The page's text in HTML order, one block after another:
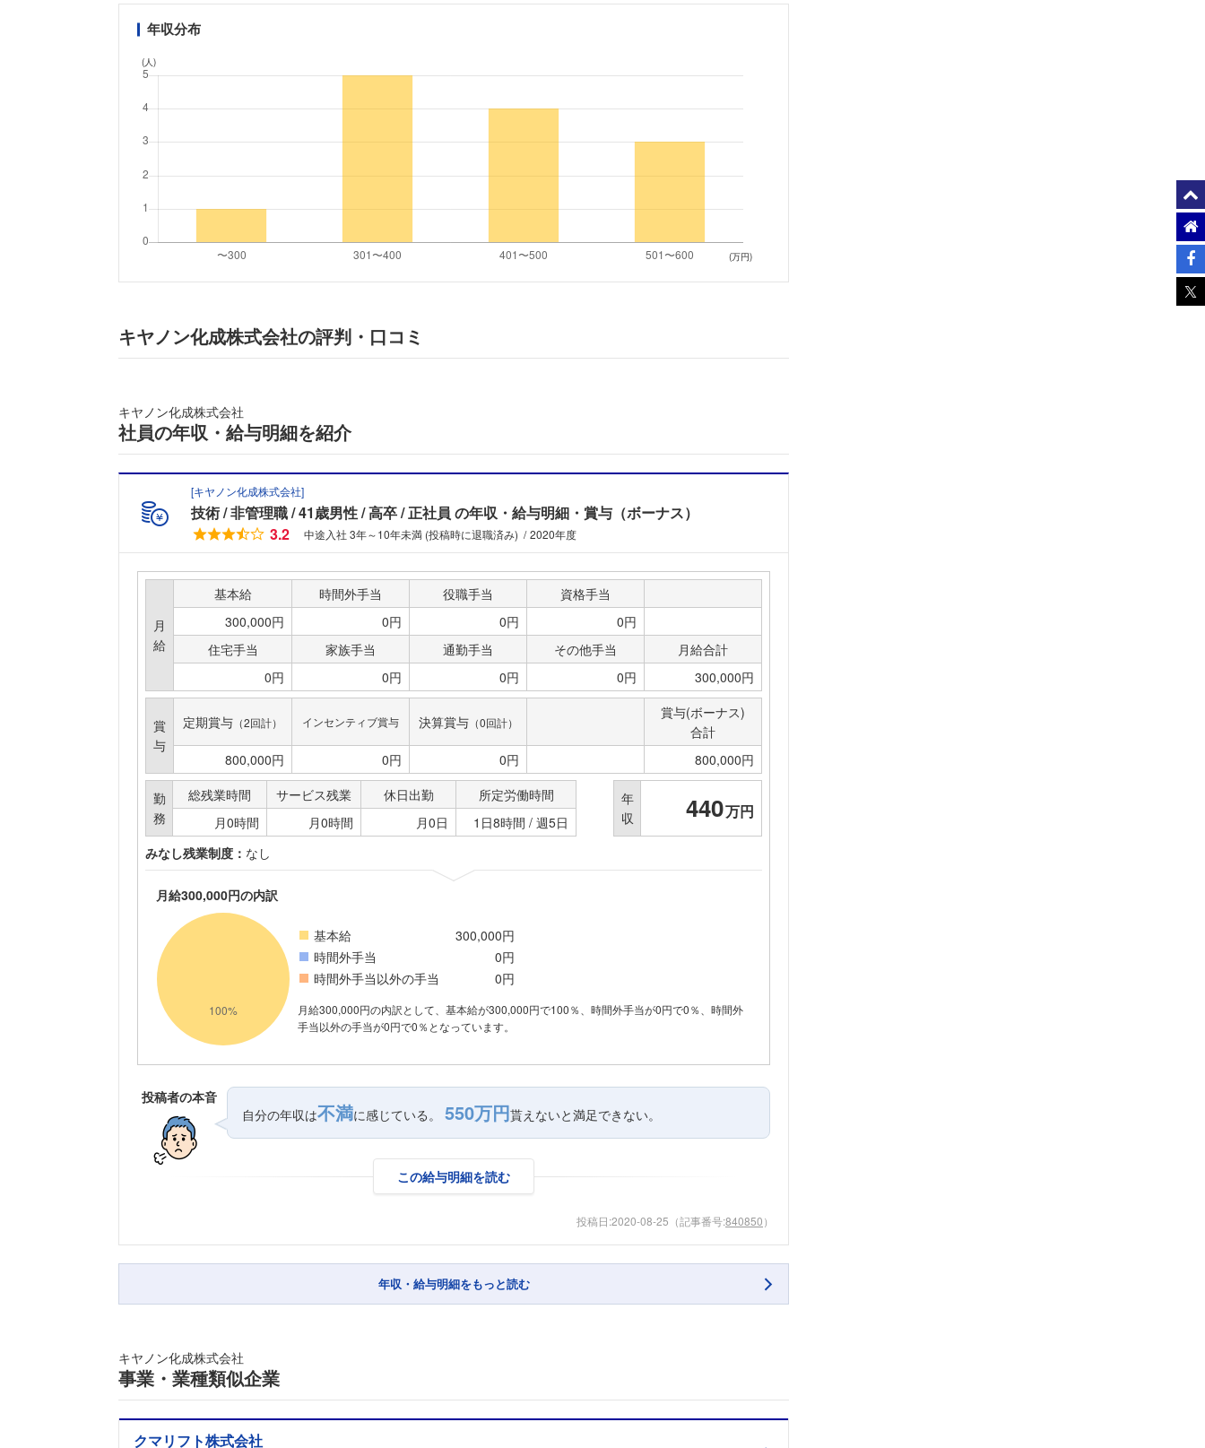
フォローしました
こちらの企業もフォローしませんか？
年収分布
(人)
(万円)
キヤノン化成株式会社の評判・口コミ
キヤノン化成株式会社
社員の年収・給与明細を紹介
[キヤノン化成株式会社]
技術 非管理職 41歳男性 高卒 正社員 の年収・給与明細・賞与（ボーナス）
3.2
中途入社 3年～10年未満 (投稿時に退職済み) 2020年度
月
給
基本給 時間外手当 役職手当
資格手当
300,000円
0円 0円
0円
住宅手当
家族手当 通勤手当 その他手当
月給合計
0円
0円 0円 0円 300,000円
賞
与
定期賞与 （2回計） インセンティブ賞与 決算賞与（0回計）
賞与(ボーナス)
合計
800,000円
0円 0円 800,000円
勤
務
総残業時間 サービス残業 休日出勤
所定労働時間
月0時間
月0時間 月0日 1日8時間 / 週5日
年
収
440万円
みなし残業制度： なし
月給300,000円の内訳
基本給
300,000円
時間外手当
0円
時間外手当以外の手当
0円
月給300,000円の内訳として、基本給が300,000円で100％、時間外手当が0円で0％、時間外
手当以外の手当が0円で0％となっています。
投稿者の本音
自分の年収は不満に感じている。 550万円貰えないと満足できない。
この給与明細を読む
投稿日:2020-08-25 （記事番号:840850）
年収・給与明細をもっと読む
キヤノン化成株式会社
事業・業種類似企業
クマリフト株式会社